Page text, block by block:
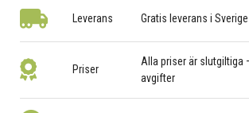
Leverans Gratis leverans i Sverige
Priser
Alla priser är slutgiltiga
avgifter